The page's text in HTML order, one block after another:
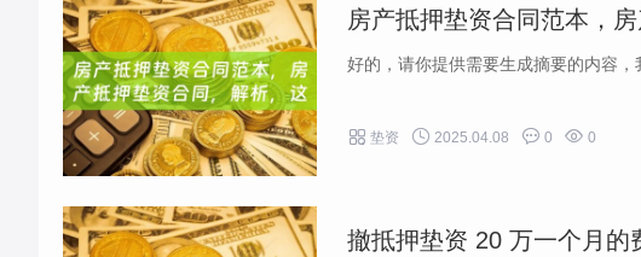
好的，请你提供需要生成摘要的内容
 垫资  2025.04.08  0  0
撤抵押垫资 20 万一个月的